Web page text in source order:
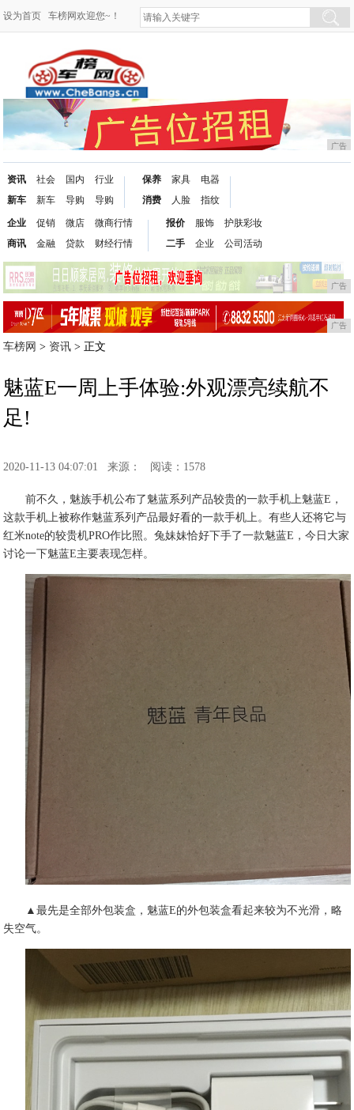
设为首页 车榜网欢迎您~！
广告
资讯
新车
社会
新车
国内
导购
行业
导购
保养
消费
家具
人脸
电器
指纹
企业
商讯
促销
金融
微店
贷款
微商行情
财经行情
报价
二手
服饰
企业
护肤彩妆
公司活动
广告
广告
车榜网 > 资讯 > 正文
魅蓝E一周上手体验:外观漂亮续航不
足!
2020-11-13 04:07:01 来源： 阅读：1578
前不久，魅族手机公布了魅蓝系列产品较贵的一款手机上魅蓝E，
这款手机上被称作魅蓝系列产品最好看的一款手机上。有些人还将它与
红米note的较贵机PRO作比照。兔妹妹恰好下手了一款魅蓝E，今日大家
讨论一下魅蓝E主要表现怎样。
▲最先是全部外包装盒，魅蓝E的外包装盒看起来较为不光滑，略
失空气。